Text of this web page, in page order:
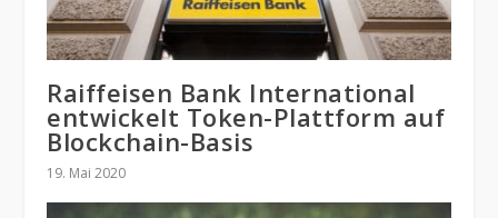
Raiffeisen Bank International
entwickelt Token-Plattform auf
Blockchain-Basis
19. Mai 2020